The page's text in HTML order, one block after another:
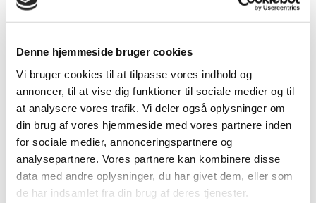
Denne hjemmeside bruger cookies
Vi bruger cookies til at tilpasse vores indhold og
annoncer, til at vise dig funktioner til sociale medier og til
at analysere vores trafik. Vi deler også oplysninger om
din brug af vores hjemmeside med vores partnere inden
for sociale medier, annonceringspartnere og
analysepartnere. Vores partnere kan kombinere disse
data med andre oplysninger, du har givet dem, eller som
de har indsamlet fra din brug af deres tjenester.
Alternativt kan du vælge at betale for et
årsabonnement på 750,- kroner. Med et betalt
antal aktiviteter. Vil du f.eks. spille badminton
onsdag aften og tirsdag formiddag kan du frit gøre
dette med et årsabonnement. Hvis du får lyst til at
prøve tennis så er det også inkluderet i
årsabonnementet.
Det betyder at du ikke længere har en fast tid på en
fast bane. Du kan komme og spille onsdage mellem
18.00 og 21.00. Som udgangspunkt må der kun
spilles double på banerne. Spilles der double og der